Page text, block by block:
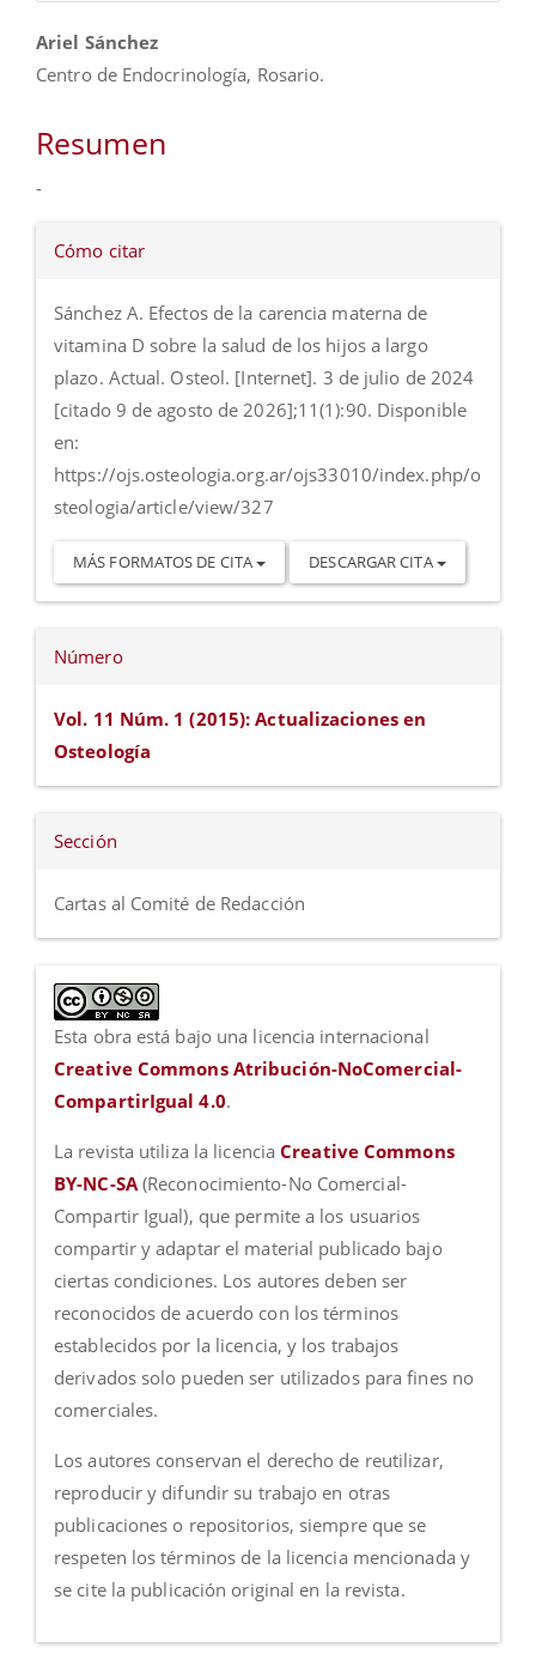
Contenido
principal
artículo
Ariel Sánchez
Centro de Endocrinología, Rosario.
Resumen
-
Detalles
del
artículo
Cómo citar
Sánchez A. Efectos de la carencia materna de
vitamina D sobre la salud de los hijos a largo
plazo. Actual. Osteol. [Internet]. 3 de julio de 2024
[citado 9 de agosto de 2026];11(1):90. Disponible
en:
https://ojs.osteologia.org.ar/ojs33010/index.php/o
steologia/article/view/327
MÁS FORMATOS DE CITA DESCARGAR CITA
Número
Vol. 11 Núm. 1 (2015): Actualizaciones en
Osteología
Sección
Cartas al Comité de Redacción
Esta obra está bajo una licencia internacional
Creative Commons Atribución-NoComercial-
CompartirIgual 4.0.
La revista utiliza la licenciaCreative Commons
BY-NC-SA(Reconocimiento-No Comercial-
Compartir Igual), que permite a los usuarios
compartir y adaptar el material publicado bajo
ciertas condiciones. Los autores deben ser
reconocidos de acuerdo con los términos
establecidos por la licencia, y los trabajos
derivados solo pueden ser utilizados para fines no
comerciales.
Los autores conservan el derecho de reutilizar,
reproducir y difundir su trabajo en otras
publicaciones o repositorios, siempre que se
respeten los términos de la licencia mencionada y
se cite la publicación original en la revista.